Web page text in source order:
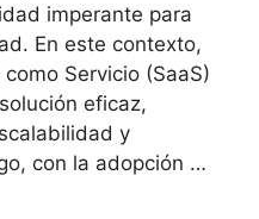
imperante para
En este contexto,
Servicio (SaaS)
eficaz,
y
con la adopción …